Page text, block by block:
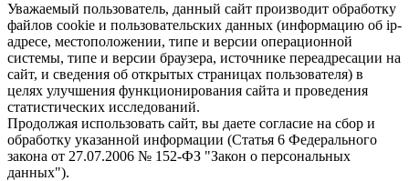
Уважаемый пользователь, данный сайт производит обработку
файлов cookie и пользовательских данных (информацию об ip-
адресе, местоположении, типе и версии операционной
системы, типе и версии браузера, источнике переадресации на
сайт, и сведения об открытых страницах пользователя) в
целях улучшения функционирования сайта и проведения
статистических исследований.
Продолжая использовать сайт, вы даете согласие на сбор и
обработку указанной информации (Статья 6 Федерального
закона от 27.07.2006 № 152-ФЗ "Закон о персональных
данных").